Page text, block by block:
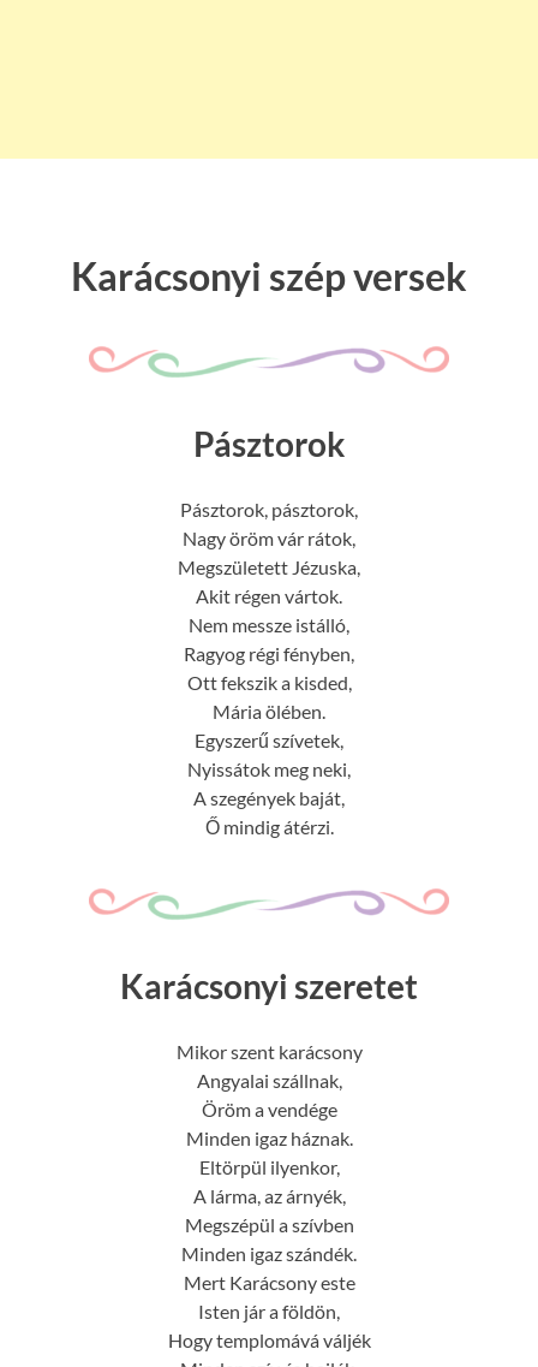
Karácsonyi szép versek
Pásztorok
Pásztorok, pásztorok,
Nagy öröm vár rátok,
Megszületett Jézuska,
Akit régen vártok.
Nem messze istálló,
Ragyog régi fényben,
Ott fekszik a kisded,
Mária ölében.
Egyszerű szívetek,
Nyissátok meg neki,
A szegények baját,
Ő mindig átérzi.
Karácsonyi szeretet
Mikor szent karácsony
Angyalai szállnak,
Öröm a vendége
Minden igaz háznak.
Eltörpül ilyenkor,
A lárma, az árnyék,
Megszépül a szívben
Minden igaz szándék.
Mert Karácsony este
Isten jár a földön,
Hogy templomává váljék